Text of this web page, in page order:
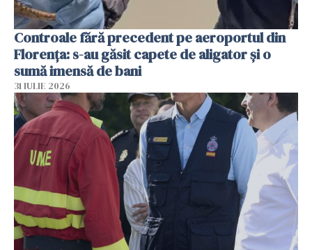
Controale fără precedent pe aeroportul din
Florența: s-au găsit capete de aligator și o
sumă imensă de bani
31 IULIE 2026